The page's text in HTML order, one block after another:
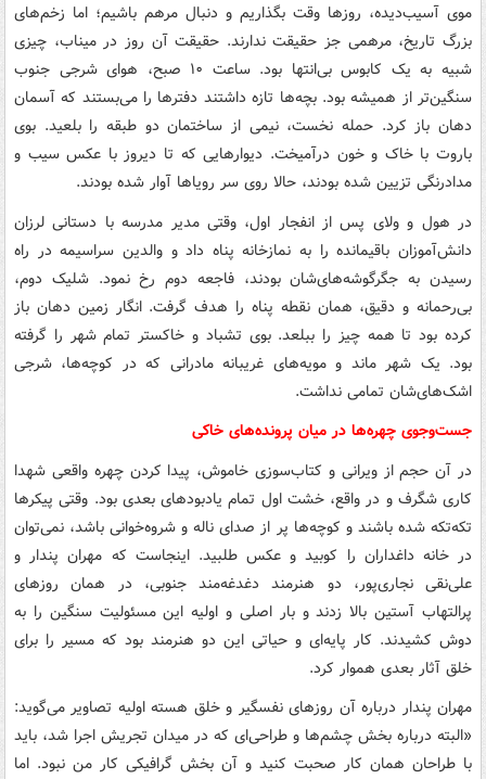
موی آسیب‌دیده، روزها وقت بگذاریم و دنبال مرهم باشیم؛ اما زخم‌های
بزرگ تاریخ، مرهمی جز حقیقت ندارند. حقیقت آن روز در میناب، چیزی
شبیه به یک کابوس بی‌انتها بود. ساعت ۱۰ صبح، هوای شرجی جنوب
سنگین‌تر از همیشه بود. بچه‌ها تازه داشتند دفترها را می‌بستند که آسمان
دهان باز کرد. حمله نخست، نیمی از ساختمان دو طبقه را بلعید. بوی
باروت با خاک و خون درآمیخت. دیوارهایی که تا دیروز با عکس سیب و
مدادرنگی تزیین شده بودند، حالا روی سر رویاها آوار شده بودند.
در هول و ولای پس از انفجار اول، وقتی مدیر مدرسه با دستانی لرزان
دانش‌آموزان باقیمانده را به نمازخانه پناه داد و والدین سراسیمه در راه
رسیدن به جگرگوشه‌های‌شان بودند، فاجعه دوم رخ نمود. شلیک دوم،
بی‌رحمانه و دقیق، همان نقطه پناه را هدف گرفت. انگار زمین دهان باز
کرده بود تا همه چیز را ببلعد. بوی تشباد و خاکستر تمام شهر را گرفته
بود. یک شهر ماند و مویه‌های غریبانه مادرانی که در کوچه‌ها، شرجی
اشک‌های‌شان تمامی نداشت.
جست‌وجوی چهره‌ها در میان پرونده‌های خاکی
در آن حجم از ویرانی و کتاب‌سوزی خاموش، پیدا کردن چهره واقعی شهدا
کاری شگرف و در واقع، خشت اول تمام یادبودهای بعدی بود. وقتی پیکرها
تکه‌تکه شده باشند و کوچه‌ها پر از صدای ناله و شروه‌خوانی باشد، نمی‌توان
در خانه داغداران را کوبید و عکس طلبید. اینجاست که مهران پندار و
علی‌نقی نجاری‌پور، دو هنرمند دغدغه‌مند جنوبی، در همان روزهای
پرالتهاب آستین بالا زدند و بار اصلی و اولیه این مسئولیت سنگین را به
دوش کشیدند. کار پایه‌ای و حیاتی این دو هنرمند بود که مسیر را برای
خلق آثار بعدی هموار کرد.
مهران پندار درباره آن روزهای نفسگیر و خلق هسته اولیه تصاویر می‌گوید:
«البته درباره بخش چشم‌ها و طراحی‌ای که در میدان تجریش اجرا شد، باید
با طراحان همان کار صحبت کنید و آن بخش گرافیکی کار من نبود. اما